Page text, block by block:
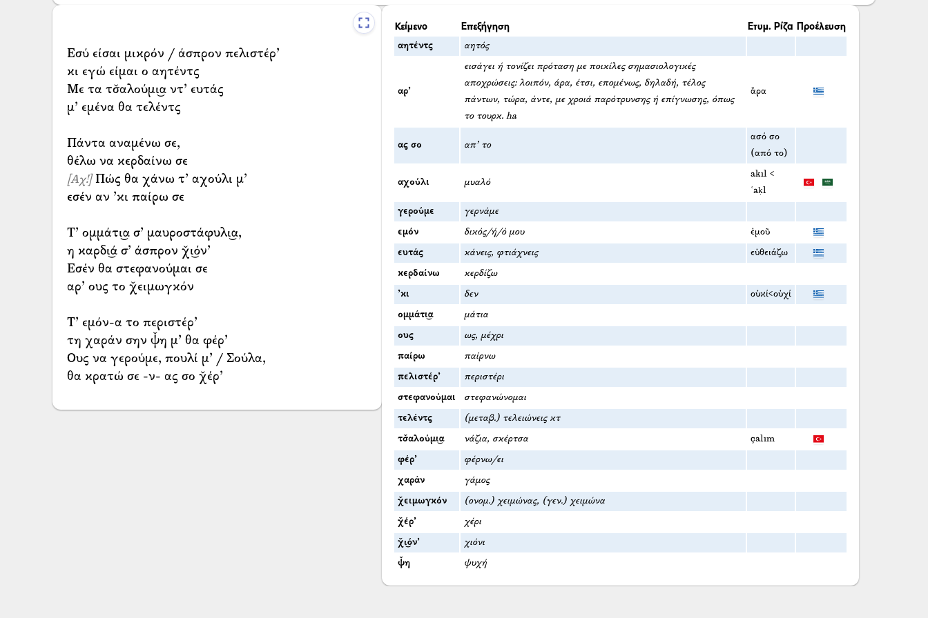
Εσύ είσαι μικρόν / άσπρον πελιστέρ’
κι εγώ είμαι ο αητέντς
Με τα τσ̌αλούμι͜α ντ’ ευτάς
μ’ εμένα θα τελέντς
Πάντα αναμένω σε,
[Αχ!]Πώς θα χάνω τ’ αχούλι μ’
εσέν αν ’κι παίρω σε
Τ’ ομμάτι͜α σ’ μαυροστάφυλι͜α,
η καρδι͜ά σ’ άσπρον χ̌ι͜όν’
Εσέν θα στεφανούμαι σε
αρ’ ους το χ̌ειμωγκόν
Τ’ εμόν-α το περιστέρ’
τη χαράν σην ψ̌η μ’ θα φέρ’
Ους να γερούμε, πουλί μ’ / Σούλα,
θα κρατώ σε -ν- ας σο χ̌έρ’
Κείμενο Επεξήγηση Ετυμ. Ρίζα Προέλευση
αητέντς αητός
αρ’
εισάγει ή τονίζει πρόταση με ποικίλες σημασιολογικές
αποχρώσεις: λοιπόν, άρα, έτσι, επομένως, δηλαδή, τέλος
πάντων, τώρα, άντε, με χροιά παρότρυνσης ή επίγνωσης, όπως
το τουρκ. ha
ἄρα
ας σο απ’ το
ασό σο
(από το)
αχούλι μυαλό
akıl <
ʿaḳl
γερούμε γερνάμε
εμόν δικός/ή/ό μου ἐμοῦ
ευτάς κάνεις, φτιάχνεις εὐθειάζω
κερδαίνω κερδίζω
’κι δεν οὐκί<οὐχί
ομμάτι͜α μάτια
ους ως, μέχρι
παίρω παίρνω
πελιστέρ’ περιστέρι
στεφανούμαι στεφανώνομαι
τελέντς (μεταβ.) τελειώνεις κτ
τσ̌αλούμι͜α νάζια, σκέρτσα çalım
φέρ’ φέρνω/ει
χαράν γάμος
χ̌ειμωγκόν (ονομ.) χειμώνας, (γεν.) χειμώνα
χ̌έρ’ χέρι
χ̌ι͜όν’ χιόνι
ψ̌η ψυχή